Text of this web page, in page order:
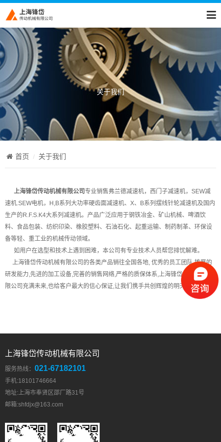
关于我们
首页 关于我们
上海锋岱传动机械有限公司专业销售弗兰德减速机，西门子减速机，SEW减
速机.SEW电机，H,B系列大功率硬齿面减速机、X、B系列摆线针轮减速机及国内
生产的R.F.S.K4大系列减速机。产品广泛应用于钢铁冶金、矿山机械、啤酒饮
料、食品包装、纺织印染、橡胶塑料、石油石化、起重运输、制药制革、环保设
备等轻、重工业的机械传动领域。
如用户在选型和技术上遇到困难，本公司有专业技术人员帮您排忧解难。
上海锋岱传动机械有限公司的各类产品销往全国各地, 优秀的员工团队,雄厚的
研发能力,先进的加工设备,完善的销售网络,严格的质保体系,上海锋岱传动机械有
限公司充满未来,也给客户最大的信心保证,让我们携手共创辉煌的明天!
上海锋岱传动机械有限公司
服务热线： 021-67182101
手机:18101746664
地址:上海市奉贤区邵厂路31号
邮箱:shfdjx@163.com